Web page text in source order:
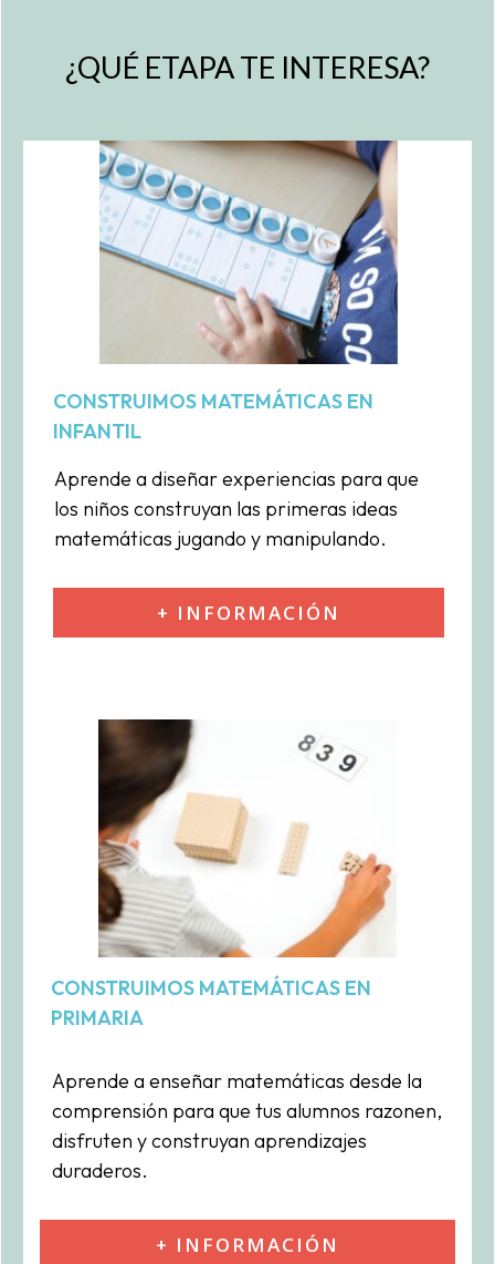
¿QUÉ ETAPA TE INTERESA?
CONSTRUIMOS MATEMÁTICAS EN
INFANTIL
Aprende a diseñar experiencias para que
los niños construyan las primeras ideas
matemáticas jugando y manipulando.
+ INFORMACIÓN
CONSTRUIMOS MATEMÁTICAS EN
PRIMARIA
Aprende a enseñar matemáticas desde la
comprensión para que tus alumnos razonen,
disfruten y construyan aprendizajes
duraderos.
+ INFORMACIÓN